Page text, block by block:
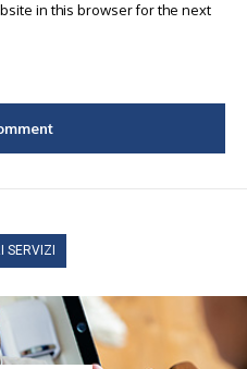
in this browser for the next
SERVIZI